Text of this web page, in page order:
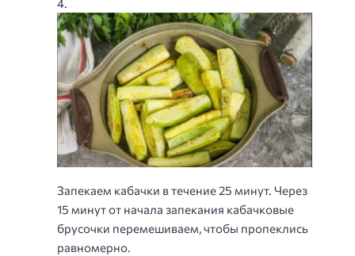
Запекаем кабачки в течение 25 минут. Через
15 минут от начала запекания кабачковые
брусочки перемешиваем, чтобы пропеклись
равномерно.